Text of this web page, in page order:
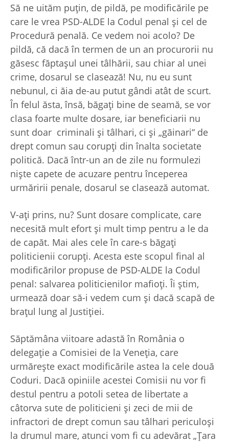
Să ne uităm puţin, de pildă, pe modificările pe
care le vrea PSD-ALDE la Codul penal şi cel de
Procedură penală. Ce vedem noi acolo? De
pildă, că dacă în termen de un an procurorii nu
găsesc făptaşul unei tâlhării, sau chiar al unei
crime, dosarul se clasează! Nu, nu eu sunt
nebunul, ci ăia de-au putut gândi atât de scurt.
În felul ăsta, însă, băgaţi bine de seamă, se vor
clasa foarte multe dosare, iar beneficiarii nu
sunt doar criminali şi tâlhari, ci şi „găinari“ de
drept comun sau corupţi din înalta societate
politică. Dacă într-un an de zile nu formulezi
nişte capete de acuzare pentru începerea
urmăririi penale, dosarul se clasează automat.
V-aţi prins, nu? Sunt dosare complicate, care
necesită mult efort şi mult timp pentru a le da
de capăt. Mai ales cele în care-s băgaţi
politicienii corupţi. Acesta este scopul final al
modificărilor propuse de PSD-ALDE la Codul
penal: salvarea politicienilor mafioţi. Îi ştim,
urmează doar să-i vedem cum şi dacă scapă de
braţul lung al Justiţiei.
Săptămâna viitoare adastă în România o
delegaţie a Comisiei de la Veneţia, care
urmăreşte exact modificările astea la cele două
Coduri. Dacă opiniile acestei Comisii nu vor fi
destul pentru a potoli setea de libertate a
câtorva sute de politicieni şi zeci de mii de
infractori de drept comun sau tâlhari periculoşi
la drumul mare, atunci vom fi cu adevărat „Ţara